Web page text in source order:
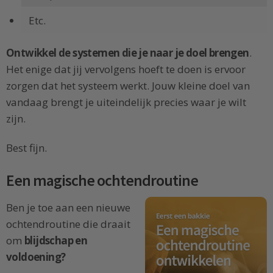
Etc.
Ontwikkel de systemen die je naar je doel brengen.
Het enige dat jij vervolgens hoeft te doen is ervoor
zorgen dat het systeem werkt. Jouw kleine doel van
vandaag brengt je uiteindelijk precies waar je wilt
zijn.
Best fijn.
Een magische ochtendroutine
Ben je toe aan een nieuwe
ochtendroutine die draait
om blijdschap en
voldoening?